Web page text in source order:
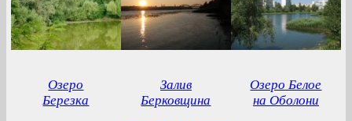
Озеро
Березка
Залив
Берковщина
Озеро Белое
на Оболони